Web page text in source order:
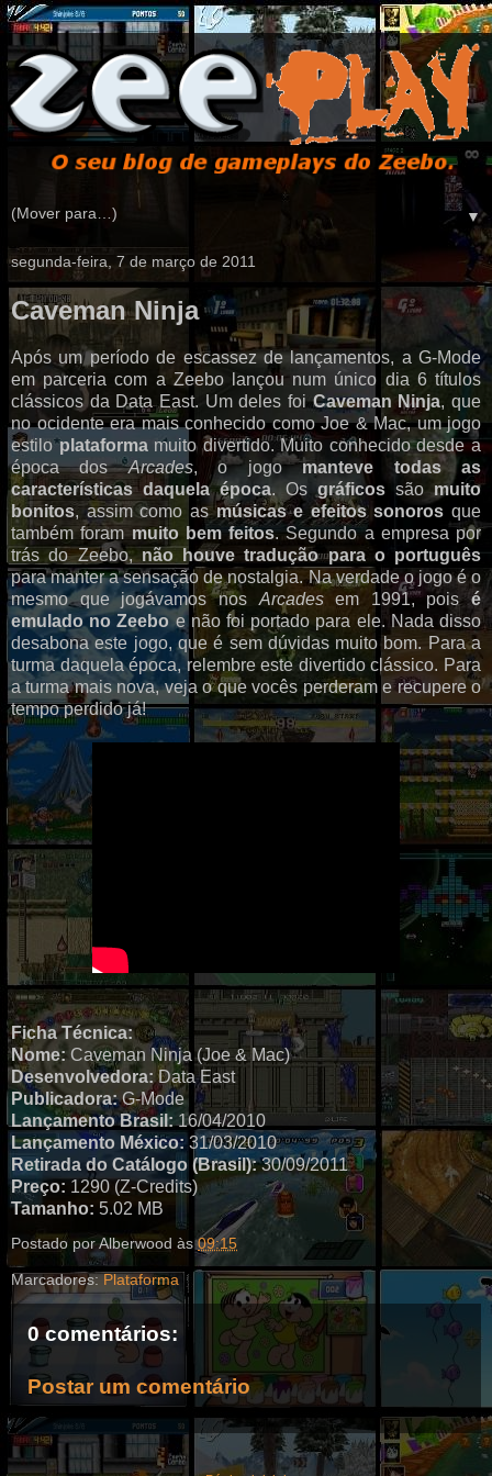
▼
segunda-feira, 7 de março de 2011
Caveman Ninja
Após um período de escassez de lançamentos, a G-Mode
em parceria com a Zeebo lançou num único dia 6 títulos
clássicos da Data East. Um deles foiCaveman Ninja, que
no ocidente era mais conhecido como Joe & Mac, um jogo
estiloplataforma muito divertido. Muito conhecido desde a
época dosArcades, o jogomanteve todas as
características daquela época. Os gráficos sãomuito
bonitos, assim como asmúsicas e efeitos sonoros que
também foram muito bem feitos. Segundo a empresa por
trás do Zeebo, não houve tradução para o português
para manter a sensação de nostalgia. Na verdade o jogo é o
mesmo que jogávamos nos Arcadesem 1991, poisé
emulado no Zeebo e não foi portado para ele. Nada disso
desabona este jogo, que é sem dúvidas muito bom. Para a
turma daquela época, relembre este divertido clássico. Para
a turma mais nova, veja o que vocês perderam e recupere o
tempo perdido já!
Ficha Técnica:
Nome: Caveman Ninja (Joe & Mac)
Desenvolvedora: Data East
Publicadora:G-Mode
Lançamento Brasil: 16/04/2010
Lançamento México:31/03/2010
Retirada do Catálogo (Brasil):30/09/2011
Preço: 1290 (Z-Credits)
Tamanho: 5.02 MB
Postado porAlberwood às09:15
Marcadores:Plataforma
0 comentários:
Postar um comentário